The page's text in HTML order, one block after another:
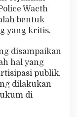
Wacth
bentuk
yang kritis.
disampaikan
hal yang
publik.
dilakukan
di